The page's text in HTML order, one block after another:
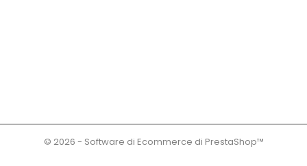
© 2026 - Software di Ecommerce di PrestaShop™